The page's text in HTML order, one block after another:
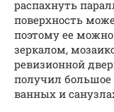
распахнуть
поверхность
поэтому ее
зеркалом,
ревизионной
получил большое
ванных и